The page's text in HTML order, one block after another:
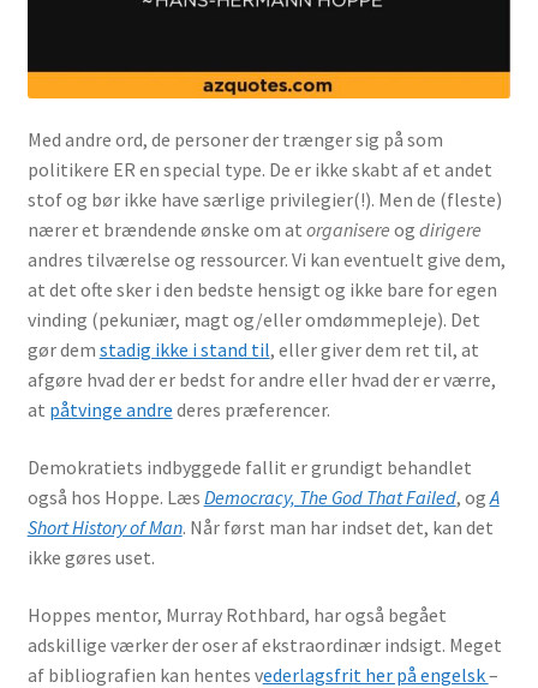
Med andre ord, de personer der trænger sig på som
politikere ER en special type. De er ikke skabt af et andet
stof og bør ikke have særlige privilegier(!). Men de (fleste)
nærer et brændende ønske om at organisere og dirigere
andres tilværelse og ressourcer. Vi kan eventuelt give dem,
at det ofte sker i den bedste hensigt og ikke bare for egen
vinding (pekuniær, magt og/eller omdømmepleje). Det
gør dem stadig ikke i stand til, eller giver dem ret til, at
afgøre hvad der er bedst for andre eller hvad der er værre,
at påtvinge andre deres præferencer.
Demokratiets indbyggede fallit er grundigt behandlet
også hos Hoppe. Læs Democracy, The God That Failed, ogA
Short History of Man. Når først man har indset det, kan det
ikke gøres uset.
Hoppes mentor, Murray Rothbard, har også begået
adskillige værker der oser af ekstraordinær indsigt. Meget
af bibliografien kan hentes vederlagsfrit her på engelsk–